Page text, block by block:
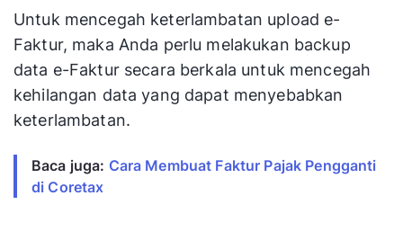
Untuk mencegah keterlambatan upload e-
Faktur, maka Anda perlu melakukan backup
data e-Faktur secara berkala untuk mencegah
kehilangan data yang dapat menyebabkan
keterlambatan.
Baca juga: Cara Membuat Faktur Pajak Pengganti
di Coretax